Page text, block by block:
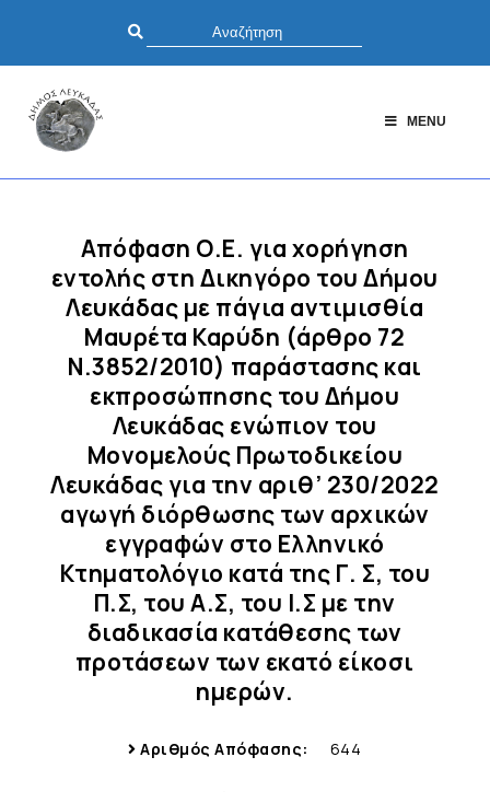
MENU
Απόφαση Ο.Ε. για xορήγηση
εντολής στη Δικηγόρο του Δήμου
Λευκάδας με πάγια αντιμισθία
Μαυρέτα Καρύδη (άρθρο 72
Ν.3852/2010) παράστασης και
εκπροσώπησης του Δήμου
Λευκάδας ενώπιον του
Μονομελούς Πρωτοδικείου
Λευκάδας για την αριθ’ 230/2022
αγωγή διόρθωσης των αρχικών
εγγραφών στο Ελληνικό
Κτηματολόγιο κατά της Γ. Σ, του
Π.Σ, του Α.Σ, του Ι.Σ με την
διαδικασία κατάθεσης των
προτάσεων των εκατό είκοσι
ημερών.
Αριθμός Απόφασης: 644